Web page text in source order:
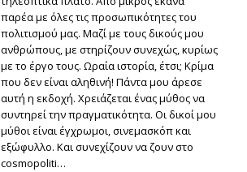
παρέα με όλες τις προσωπικότητες του
πολιτισμού μας. Μαζί με τους δικούς μου
ανθρώπους, με στηρίζουν συνεχώς, κυρίως
με το έργο τους. Ωραία ιστορία, έτσι; Κρίμα
που δεν είναι αληθινή! Πάντα μου άρεσε
αυτή η εκδοχή. Χρειάζεται ένας μύθος να
συντηρεί την πραγματικότητα. Οι δικοί μου
μύθοι είναι έγχρωμοι, σινεμασκόπ και
εξώφυλλο. Και συνεχίζουν να ζουν στο
cosmopoliti…